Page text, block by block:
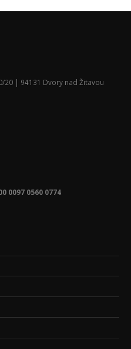
20 | 94131 Dvory nad Žitavou
0097 0560 0774